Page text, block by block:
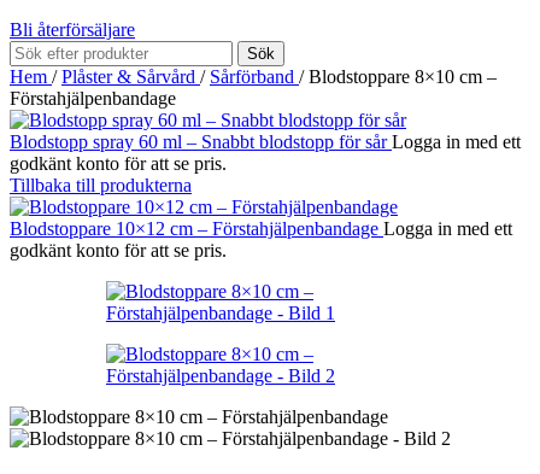
Bli återförsäljare
Sök
Hem / Plåster & Sårvård / Sårförband / Blodstoppare 8×10 cm –
Förstahjälpenbandage
Blodstopp spray 60 ml – Snabbt blodstopp för sårLogga in med ett
godkänt konto för att se pris.
Tillbaka till produkterna
Blodstoppare 10×12 cm – Förstahjälpenbandage Logga in med ett
godkänt konto för att se pris.